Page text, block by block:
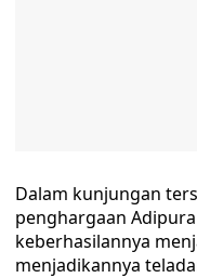
Dalam kunjungan
penghargaan
keberhasilannya
menjadikannya